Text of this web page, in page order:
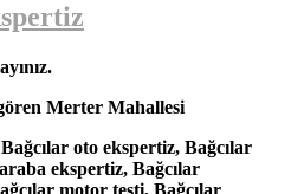
Merter Mahallesi
oto ekspertiz, Bağcılar
ekspertiz, Bağcılar
motor testi, Bağcılar